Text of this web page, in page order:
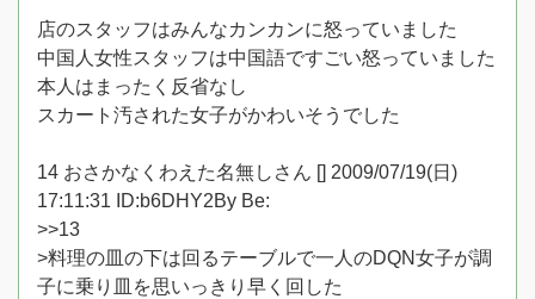
店のスタッフはみんなカンカンに怒っていました
中国人女性スタッフは中国語ですごい怒っていました
本人はまったく反省なし
スカート汚された女子がかわいそうでした
14 おさかなくわえた名無しさん [] 2009/07/19(日)
17:11:31 ID:b6DHY2By Be:
>>13
>料理の皿の下は回るテーブルで一人のDQN女子が調
子に乗り皿を思いっきり早く回した